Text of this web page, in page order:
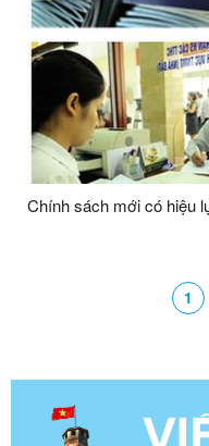
Chính sách mới có hiệu
1